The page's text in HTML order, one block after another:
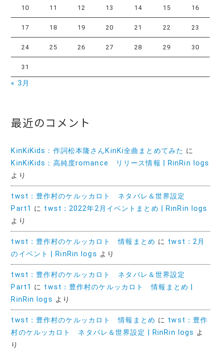
10 11 12 13 14 15 16
17 18 19 20 21 22 23
24 25 26 27 28 29 30
31
« 3月
最近のコメント
KinKiKids：作詞松本隆さんKinKi全曲まとめてみた に
KinKiKids：高純度romance リリース情報 | RinRin logs
より
twst：豊作村のケルッカロト ネタバレ＆世界設定
Part1 に twst：2022年2月イベントまとめ | RinRin logs
より
twst：豊作村のケルッカロト 情報まとめ に twst：2月
のイベント | RinRin logs より
twst：豊作村のケルッカロト ネタバレ＆世界設定
Part1 に twst：豊作村のケルッカロト 情報まとめ |
RinRin logs より
twst：豊作村のケルッカロト 情報まとめ に twst：豊作
村のケルッカロト ネタバレ＆世界設定 | RinRin logs よ
り